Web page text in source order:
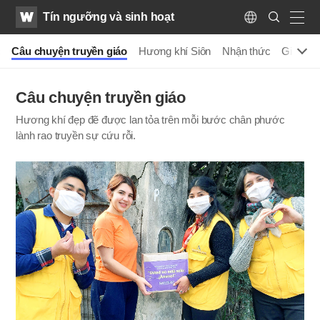
WATVTín ngưỡng và sinh hoạt
Language
Search
Submit
Câu chuyện truyền giáo Hương khí Siôn Nhận thức Giáo
Câu chuyện truyền giáo
Hương khí đẹp đẽ được lan tỏa trên mỗi bước chân phước
lành rao truyền sự cứu rỗi.